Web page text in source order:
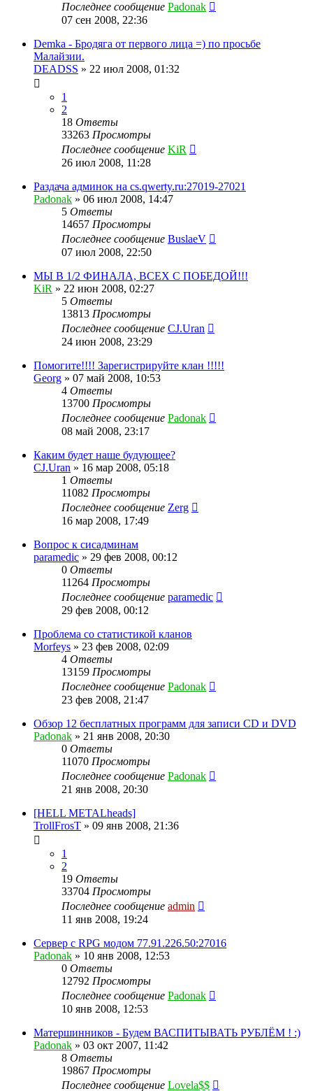
Последнее сообщение Padonak
07 сен 2008, 22:36
Demka - Бродяга от первого лица =) по просьбе
Малайзии.
DEADSS » 22 июл 2008, 01:32
1
2
18 Ответы
33263 Просмотры
Последнее сообщение KiR
26 июл 2008, 11:28
Раздача админок на cs.qwerty.ru:27019-27021
Padonak » 06 июл 2008, 14:47
5 Ответы
14657 Просмотры
Последнее сообщение BuslaeV
07 июл 2008, 22:50
МЫ В 1/2 ФИНАЛА, ВСЕХ С ПОБЕДОЙ!!!
KiR » 22 июн 2008, 02:27
5 Ответы
13813 Просмотры
Последнее сообщение CJ.Uran
24 июн 2008, 23:29
Помогите!!!! Зарегистрируйте клан !!!!!
Georg » 07 май 2008, 10:53
4 Ответы
13700 Просмотры
Последнее сообщение Padonak
08 май 2008, 23:17
Каким будет наше будующее?
CJ.Uran » 16 мар 2008, 05:18
1 Ответы
11082 Просмотры
Последнее сообщение Zerg
16 мар 2008, 17:49
Вопрос к сисадминам
paramedic » 29 фев 2008, 00:12
0 Ответы
11264 Просмотры
Последнее сообщение paramedic
29 фев 2008, 00:12
Проблема со статистикой кланов
Morfeys » 23 фев 2008, 02:09
4 Ответы
13159 Просмотры
Последнее сообщение Padonak
23 фев 2008, 21:47
Обзор 12 бесплатных программ для записи CD и DVD
Padonak » 21 янв 2008, 20:30
0 Ответы
11070 Просмотры
Последнее сообщение Padonak
21 янв 2008, 20:30
[HELL METALheads]
TrollFrosT » 09 янв 2008, 21:36
1
2
19 Ответы
33704 Просмотры
Последнее сообщение admin
11 янв 2008, 19:24
Сервер с RPG модом 77.91.226.50:27016
Padonak » 10 янв 2008, 12:53
0 Ответы
12792 Просмотры
Последнее сообщение Padonak
10 янв 2008, 12:53
Матершинников - Будем ВАСПИТЫВАТЬ РУБЛЁМ ! :)
Padonak » 03 окт 2007, 11:42
8 Ответы
19867 Просмотры
Последнее сообщение Lovela$$